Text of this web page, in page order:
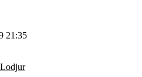
21:35
Lodjur